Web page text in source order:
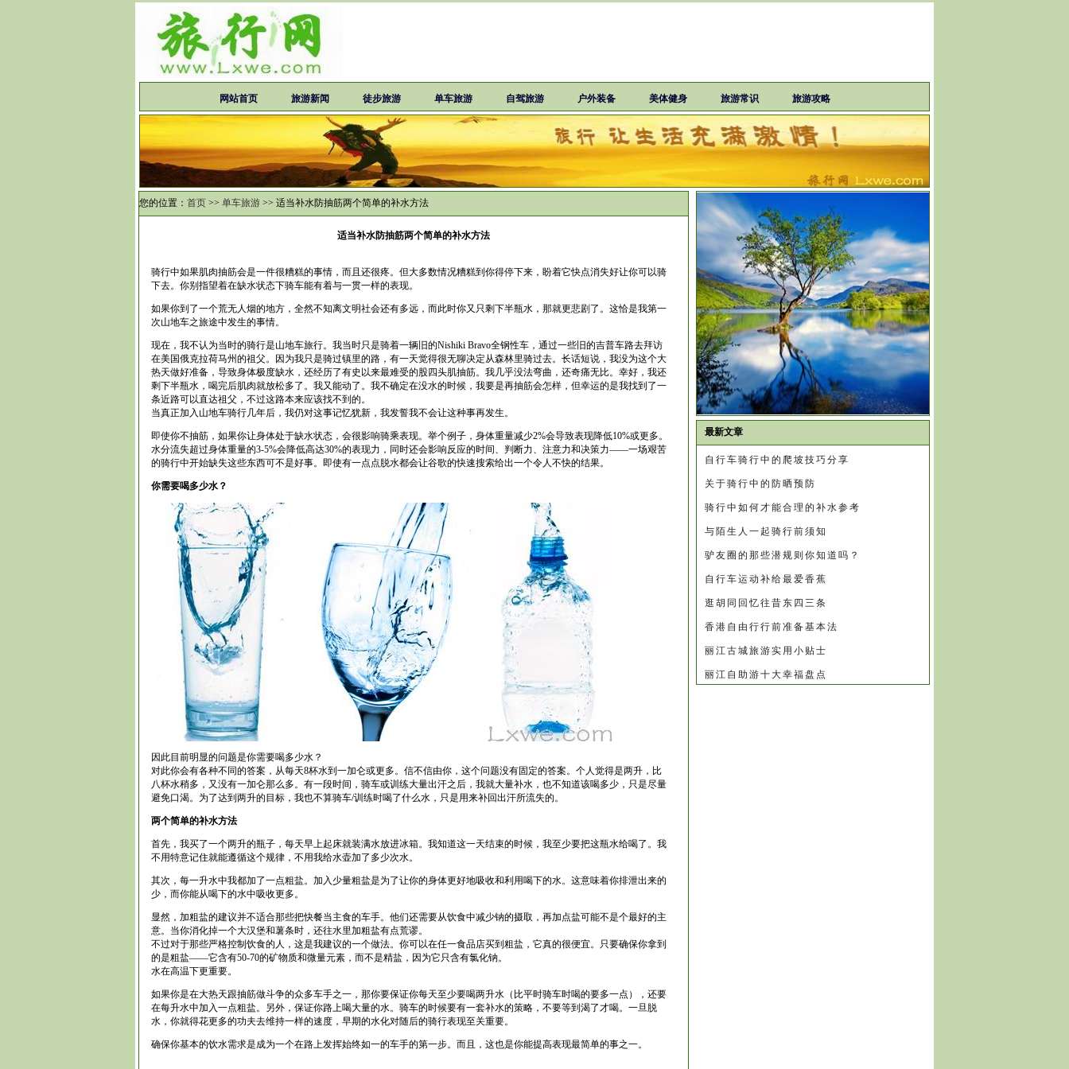
网站首页 旅游新闻 徒步旅游 单车旅游 自驾旅游 户外装备 美体健身 旅游常识 旅游攻略
您的位置： 首页 >> 单车旅游 >> 适当补水防抽筋两个简单的补水方法
适当补水防抽筋两个简单的补水方法
骑行中如果肌肉抽筋会是一件很糟糕的事情，而且还很疼。但大多数情况糟糕到你得停下来，盼着它快点消失好让你可以骑
下去。你别指望着在缺水状态下骑车能有着与一贯一样的表现。
如果你到了一个荒无人烟的地方，全然不知离文明社会还有多远，而此时你又只剩下半瓶水，那就更悲剧了。这恰是我第一
次山地车之旅途中发生的事情。
现在，我不认为当时的骑行是山地车旅行。我当时只是骑着一辆旧的Nishiki Bravo全钢性车，通过一些旧的吉普车路去拜访
在美国俄克拉荷马州的祖父。因为我只是骑过镇里的路，有一天觉得很无聊决定从森林里骑过去。长话短说，我没为这个大
热天做好准备，导致身体极度缺水，还经历了有史以来最难受的股四头肌抽筋。我几乎没法弯曲，还奇痛无比。幸好，我还
剩下半瓶水，喝完后肌肉就放松多了。我又能动了。我不确定在没水的时候，我要是再抽筋会怎样，但幸运的是我找到了一
条近路可以直达祖父，不过这路本来应该找不到的。
当真正加入山地车骑行几年后，我仍对这事记忆犹新，我发誓我不会让这种事再发生。
即使你不抽筋，如果你让身体处于缺水状态，会很影响骑乘表现。举个例子，身体重量减少2%会导致表现降低10%或更多。
水分流失超过身体重量的3-5%会降低高达30%的表现力，同时还会影响反应的时间、判断力、注意力和决策力——一场艰苦
的骑行中开始缺失这些东西可不是好事。即使有一点点脱水都会让谷歌的快速搜索给出一个令人不快的结果。
你需要喝多少水？
因此目前明显的问题是你需要喝多少水？
对此你会有各种不同的答案，从每天8杯水到一加仑或更多。信不信由你，这个问题没有固定的答案。个人觉得是两升，比
八杯水稍多，又没有一加仑那么多。有一段时间，骑车或训练大量出汗之后，我就大量补水，也不知道该喝多少，只是尽量
避免口渴。为了达到两升的目标，我也不算骑车/训练时喝了什么水，只是用来补回出汗所流失的。
两个简单的补水方法
首先，我买了一个两升的瓶子，每天早上起床就装满水放进冰箱。我知道这一天结束的时候，我至少要把这瓶水给喝了。我
不用特意记住就能遵循这个规律，不用我给水壶加了多少次水。
其次，每一升水中我都加了一点粗盐。加入少量粗盐是为了让你的身体更好地吸收和利用喝下的水。这意味着你排泄出来的
少，而你能从喝下的水中吸收更多。
显然，加粗盐的建议并不适合那些把快餐当主食的车手。他们还需要从饮食中减少钠的摄取，再加点盐可能不是个最好的主
意。当你消化掉一个大汉堡和薯条时，还往水里加粗盐有点荒谬。
不过对于那些严格控制饮食的人，这是我建议的一个做法。你可以在任一食品店买到粗盐，它真的很便宜。只要确保你拿到
的是粗盐——它含有50-70的矿物质和微量元素，而不是精盐，因为它只含有氯化钠。
水在高温下更重要。
如果你是在大热天跟抽筋做斗争的众多车手之一，那你要保证你每天至少要喝两升水（比平时骑车时喝的要多一点），还要
在每升水中加入一点粗盐。另外，保证你路上喝大量的水。骑车的时候要有一套补水的策略，不要等到渴了才喝。一旦脱
水，你就得花更多的功夫去维持一样的速度，早期的水化对随后的骑行表现至关重要。
确保你基本的饮水需求是成为一个在路上发挥始终如一的车手的第一步。而且，这也是你能提高表现最简单的事之一。
最新文章
自行车骑行中的爬坡技巧分享
关于骑行中的防晒预防
骑行中如何才能合理的补水参考
与陌生人一起骑行前须知
驴友圈的那些潜规则你知道吗？
自行车运动补给最爱香蕉
逛胡同回忆往昔东四三条
香港自由行行前准备基本法
丽江古城旅游实用小贴士
丽江自助游十大幸福盘点